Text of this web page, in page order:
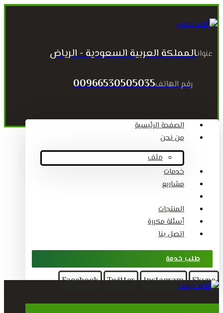
عنوانالمملكة العربية السعودية - الرياض
رقم الهاتف00966530505035
الصفحة الرئيسية
من نحن
ملف
خدمات
مشاريع
المنتجات
أسئلة مكررة
اتصل بنا
طلب خدمة
Facebook Twitter Instagram Skype